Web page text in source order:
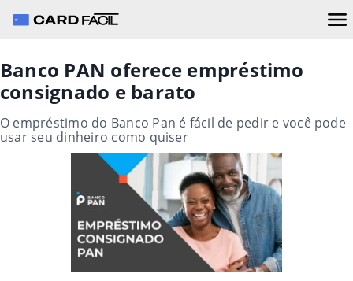
Banco PAN oferece empréstimo
consignado e barato
O empréstimo do Banco Pan é fácil de pedir e você pode
usar seu dinheiro como quiser